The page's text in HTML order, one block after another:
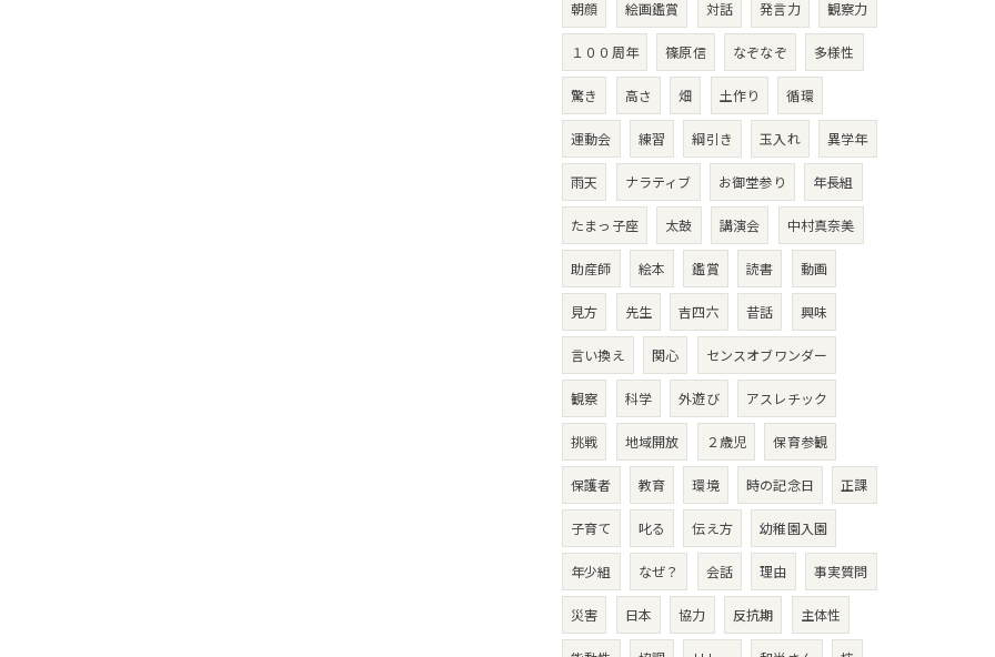
朝顔 絵画鑑賞 対話 発言力 観察力
１００周年 篠原信 なぞなぞ 多様性
驚き 高さ 畑 土作り 循環
運動会 練習 綱引き 玉入れ 異学年
雨天 ナラティブ お御堂参り 年長組
たまっ子座 太鼓 講演会 中村真奈美
助産師 絵本 鑑賞 読書 動画
見方 先生 吉四六 昔話 興味
言い換え 関心 センスオブワンダー
観察 科学 外遊び アスレチック
挑戦 地域開放 ２歳児 保育参観
保護者 教育 環境 時の記念日 正課
子育て 叱る 伝え方 幼稚園入園
年少組 なぜ？ 会話 理由 事実質問
災害 日本 協力 反抗期 主体性